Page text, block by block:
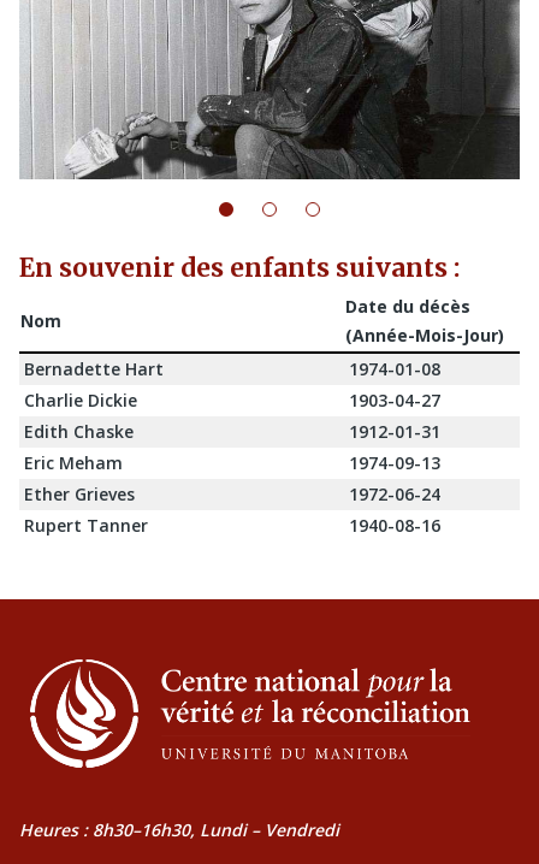
En souvenir des enfants suivants :
Nom
Date du décès
(Année-Mois-Jour)
Bernadette Hart
1974-01-08
Charlie Dickie
1903-04-27
Edith Chaske
1912-01-31
Eric Meham
1974-09-13
Ether Grieves
1972-06-24
Rupert Tanner
1940-08-16
Heures : 8h30–16h30, Lundi – Vendredi